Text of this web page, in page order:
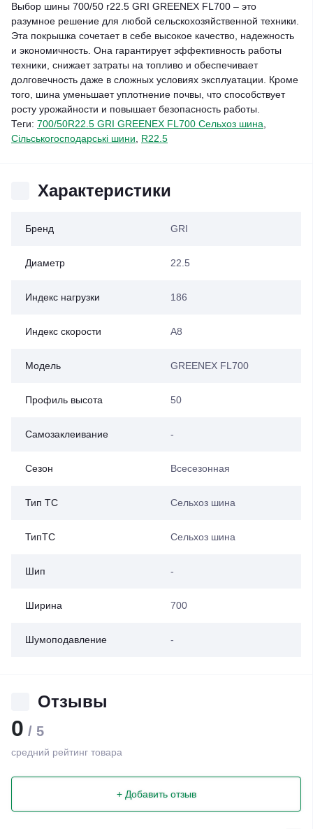
Выбор шины 700/50 r22.5 GRI GREENEX FL700 – это
разумное решение для любой сельскохозяйственной техники.
Эта покрышка сочетает в себе высокое качество, надежность
и экономичность. Она гарантирует эффективность работы
техники, снижает затраты на топливо и обеспечивает
долговечность даже в сложных условиях эксплуатации. Кроме
того, шина уменьшает уплотнение почвы, что способствует
росту урожайности и повышает безопасность работы.
Теги: 700/50R22.5 GRI GREENEX FL700 Сельхоз шина
Сільськогосподарські шини
R22.5
Характеристики
Бренд GRI
Диаметр 22.5
Индекс нагрузки 186
Индекс скорости A8
Модель GREENEX FL700
Профиль высота 50
Самозаклеивание -
Сезон Всесезонная
Тип ТС Сельхоз шина
ТипТС Сельхоз шина
Шип -
Ширина 700
Шумоподавление -
Отзывы
0 / 5
средний рейтинг товара
+ Добавить отзыв